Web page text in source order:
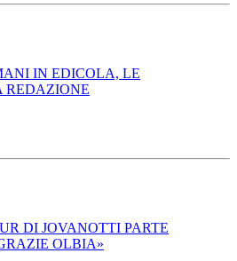
IN EDICOLA, LE
REDAZIONE
DI JOVANOTTI PARTE
OLBIA»